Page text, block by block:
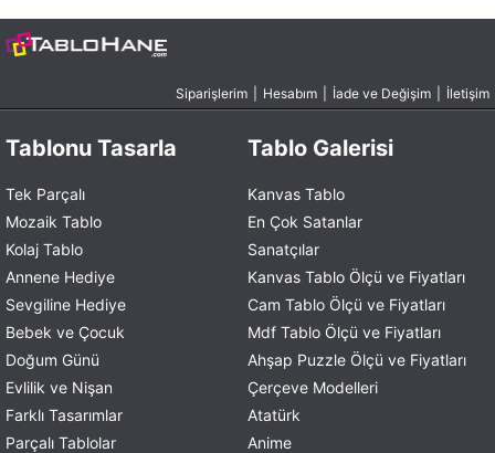
Siparişlerim Hesabım İade ve Değişim İletişim
Tablonu Tasarla
Tek Parçalı
Mozaik Tablo
Kolaj Tablo
Annene Hediye
Sevgiline Hediye
Bebek ve Çocuk
Doğum Günü
Evlilik ve Nişan
Farklı Tasarımlar
Parçalı Tablolar
Tablo Galerisi
Kanvas Tablo
En Çok Satanlar
Sanatçılar
Kanvas Tablo Ölçü ve Fiyatları
Cam Tablo Ölçü ve Fiyatları
Mdf Tablo Ölçü ve Fiyatları
Ahşap Puzzle Ölçü ve Fiyatları
Çerçeve Modelleri
Atatürk
Anime